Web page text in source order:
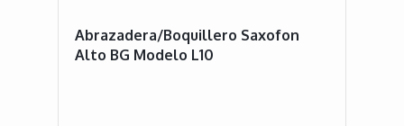
Abrazadera/Boquillero Saxofon
Alto BG Modelo L10